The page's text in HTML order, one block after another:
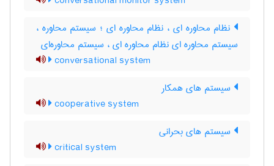
نظام محاوره ای ، نظام محاوره ای ؛ سیستم محاوره ،
سیستم محاوره ای نظام محاوره ای ، سیستم محاوره‌ای
conversational system
سیستم های همکار
cooperative system
سیستم های بحرانی
critical system